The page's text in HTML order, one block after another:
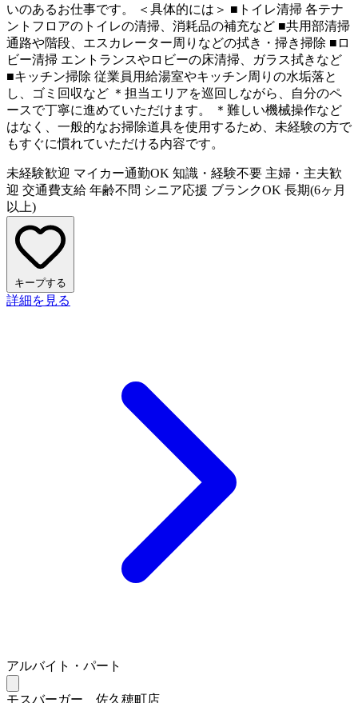
いのあるお仕事です。 ＜具体的には＞ ■トイレ清掃 各テナ
ントフロアのトイレの清掃、消耗品の補充など ■共用部清掃
通路や階段、エスカレーター周りなどの拭き・掃き掃除 ■ロ
ビー清掃 エントランスやロビーの床清掃、ガラス拭きなど
■キッチン掃除 従業員用給湯室やキッチン周りの水垢落と
し、ゴミ回収など ＊担当エリアを巡回しながら、自分のペ
ースで丁寧に進めていただけます。 ＊難しい機械操作など
はなく、一般的なお掃除道具を使用するため、未経験の方で
もすぐに慣れていただける内容です。
未経験歓迎 マイカー通勤OK 知識・経験不要 主婦・主夫歓
迎 交通費支給 年齢不問 シニア応援 ブランクOK 長期(6ヶ月
以上)
キープする
詳細を見る
アルバイト・パート
モスバーガー 佐久穂町店